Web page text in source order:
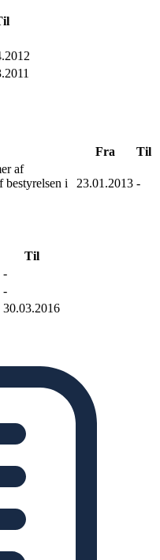
Fra
Til
af
bestyrelsen i
23.01.2013 -
Til
-
-
30.03.2016